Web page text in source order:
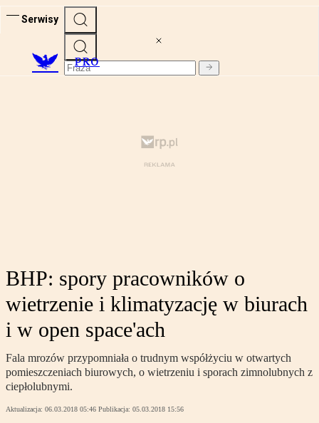
Serwisy
PRO
BHP: spory pracowników o
wietrzenie i klimatyzację w biurach
i w open space'ach
Fala mrozów przypomniała o trudnym współżyciu w otwartych
pomieszczeniach biurowych, o wietrzeniu i sporach zimnolubnych z
ciepłolubnymi.
Aktualizacja: 06.03.2018 05:46 Publikacja: 05.03.2018 15:56